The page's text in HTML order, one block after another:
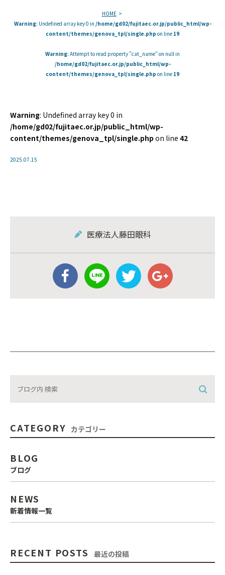
HOME
Warning: Undefined array key 0 in /home/gd02/fujitaec.or.jp/public_html/wp-
content/themes/genova_tpl/single.php on line 19
Warning: Attempt to read property "cat_name" on null in
/home/gd02/fujitaec.or.jp/public_html/wp-
content/themes/genova_tpl/single.php on line 19
Warning: Undefined array key 0 in
/home/gd02/fujitaec.or.jp/public_html/wp-
content/themes/genova_tpl/single.php on line 42
2025.07.15
医療法人藤田眼科
CATEGORY カテゴリー
BLOG
ブログ
NEWS
新着情報一覧
RECENT POSTS 最近の投稿